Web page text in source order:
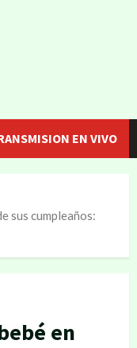
EN VIVO
sus cumpleaños:
en